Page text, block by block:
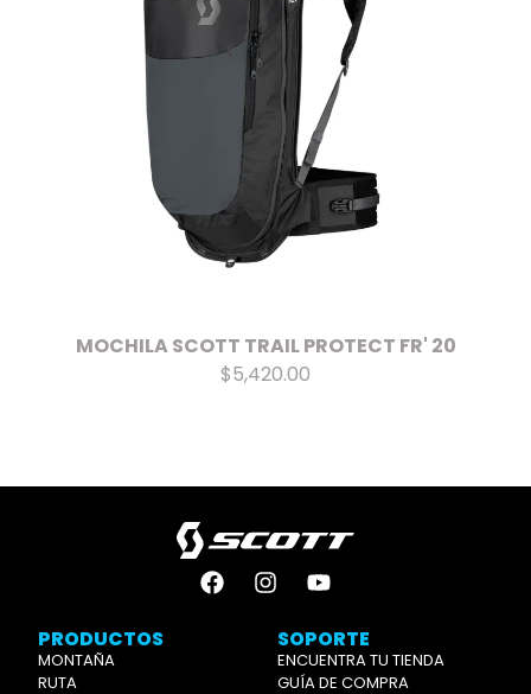
MOCHILA SCOTT TRAIL PROTECT FR' 20
$5,420.00
PRODUCTOS
MONTAÑA
RUTA
SOPORTE
ENCUENTRA TU TIENDA
GUÍA DE COMPRA